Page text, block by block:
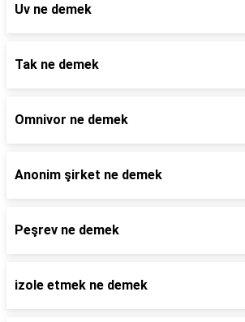
Uv ne demek
Tak ne demek
Omnivor ne demek
Anonim şirket ne demek
Peşrev ne demek
izole etmek ne demek